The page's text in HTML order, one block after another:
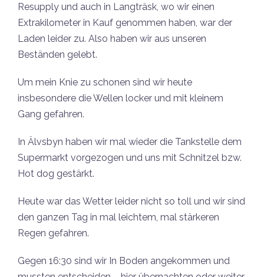
Resupply und auch in Langträsk, wo wir einen
Extrakilometer in Kauf genommen haben, war der
Laden leider zu. Also haben wir aus unseren
Beständen gelebt.
Um mein Knie zu schonen sind wir heute
insbesondere die Wellen locker und mit kleinem
Gang gefahren.
In Älvsbyn haben wir mal wieder die Tankstelle dem
Supermarkt vorgezogen und uns mit Schnitzel bzw.
Hot dog gestärkt.
Heute war das Wetter leider nicht so toll und wir sind
den ganzen Tag in mal leichtem, mal stärkeren
Regen gefahren.
Gegen 16:30 sind wir In Boden angekommen und